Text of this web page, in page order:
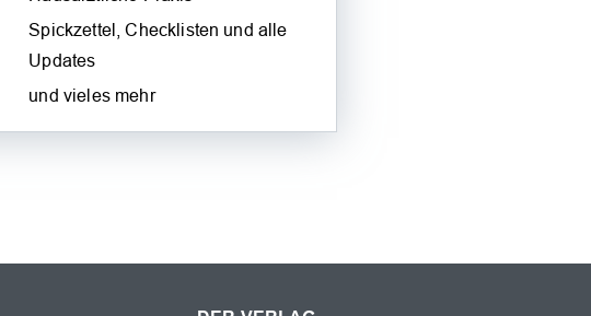
Spickzettel, Checklisten und alle
Updates
und vieles mehr